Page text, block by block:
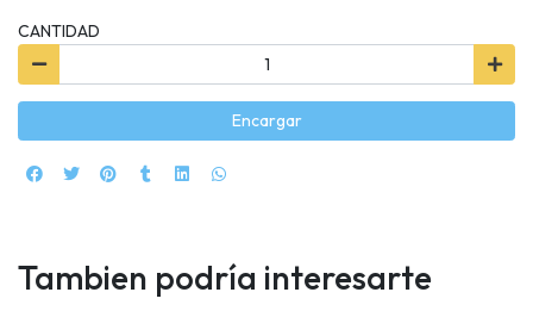
CANTIDAD
Encargar
Tambien podría interesarte